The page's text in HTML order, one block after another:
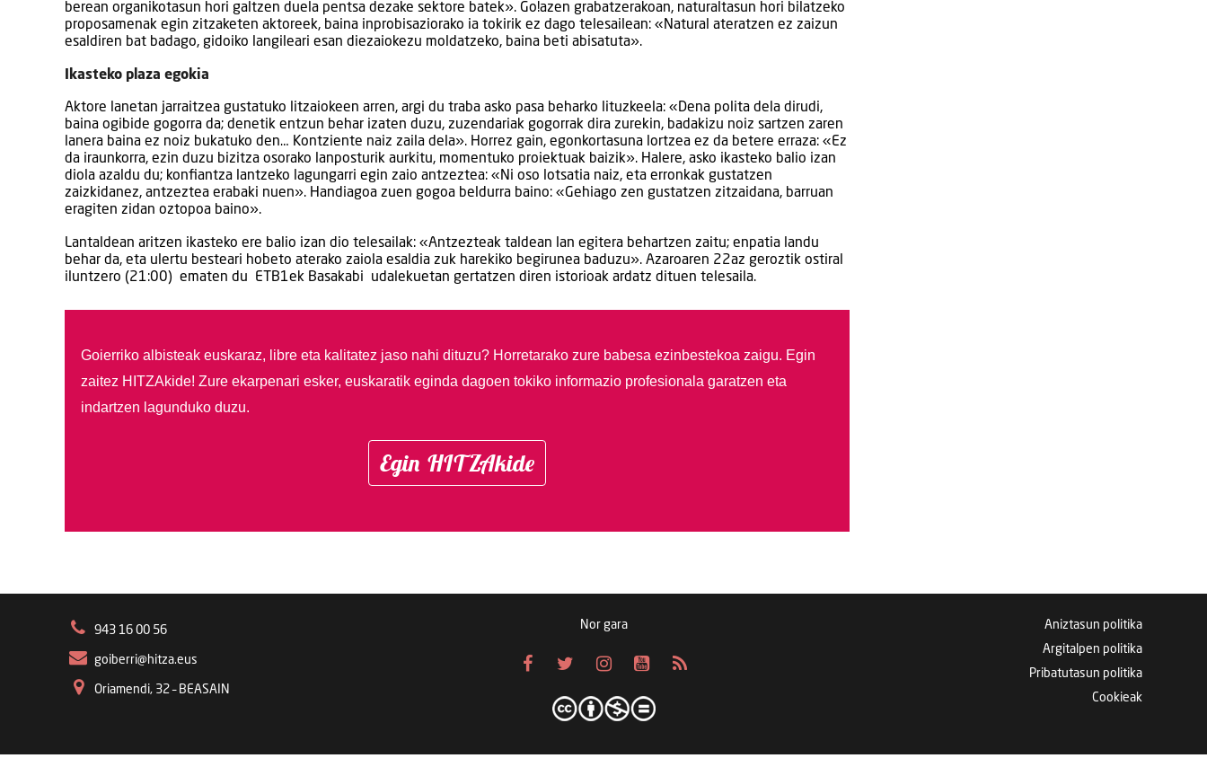
berean organikotasun hori galtzen duela pentsa dezake sektore batek». Go!azen grabatzerakoan, naturaltasun hori bilatzeko
proposamenak egin zitzaketen aktoreek, baina inprobisaziorako ia tokirik ez dago telesailean: «Natural ateratzen ez zaizun
esaldiren bat badago, gidoiko langileari esan diezaiokezu moldatzeko, baina beti abisatuta».
Ikasteko plaza egokia
Aktore lanetan jarraitzea gustatuko litzaiokeen arren, argi du traba asko pasa beharko lituzkeela: «Dena polita dela dirudi,
baina ogibide gogorra da; denetik entzun behar izaten duzu, zuzendariak gogorrak dira zurekin, badakizu noiz sartzen zaren
lanera baina ez noiz bukatuko den… Kontziente naiz zaila dela». Horrez gain, egonkortasuna lortzea ez da betere erraza: «Ez
da iraunkorra, ezin duzu bizitza osorako lanposturik aurkitu, momentuko proiektuak baizik». Halere, asko ikasteko balio izan
diola azaldu du; konfiantza lantzeko lagungarri egin zaio antzeztea: «Ni oso lotsatia naiz, eta erronkak gustatzen
zaizkidanez, antzeztea erabaki nuen». Handiagoa zuen gogoa beldurra baino: «Gehiago zen gustatzen zitzaidana, barruan
eragiten zidan oztopoa baino».
Lantaldean aritzen ikasteko ere balio izan dio telesailak: «Antzezteak taldean lan egitera behartzen zaitu; enpatia landu
behar da, eta ulertu besteari hobeto aterako zaiola esaldia zuk harekiko begirunea baduzu». Azaroaren 22az geroztik ostiral
iluntzero (21:00) ematen du ETB1ek Basakabi udalekuetan gertatzen diren istorioak ardatz dituen telesaila.
Goierriko albisteak euskaraz, libre eta kalitatez jaso nahi dituzu? Horretarako zure babesa ezinbestekoa zaigu. Egin
zaitez HITZAkide! Zure ekarpenari esker, euskaratik eginda dagoen tokiko informazio profesionala garatzen eta
indartzen lagunduko duzu.
Egin HITZAkide
943 16 00 56
goiberri@hitza.eus
Oriamendi, 32 – BEASAIN
Nor gara
Aniztasun politika
Argitalpen politika
Pribatutasun politika
Cookieak